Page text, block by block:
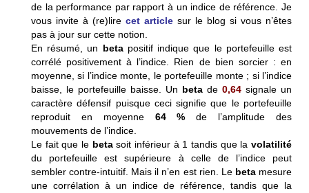
de la performance par rapport à un indice de référence. Je
vous invite à (re)lire cet article sur le blog si vous n’êtes
pas à jour sur cette notion.
En résumé, un betapositif indique que le portefeuille est
corrélé positivement à l’indice. Rien de bien sorcier : en
moyenne, si l’indice monte, le portefeuille monte ; si l’indice
baisse, le portefeuille baisse. Un beta de 0,64 signale un
caractère défensif puisque ceci signifie que le portefeuille
reproduit en moyenne64 % de l’amplitude des
mouvements de l’indice.
Le fait que le betasoit inférieur à 1 tandis que lavolatilité
du portefeuille est supérieure à celle de l’indice peut
sembler contre-intuitif. Mais il n’en est rien. Le betamesure
une corrélation à un indice de référence, tandis que la